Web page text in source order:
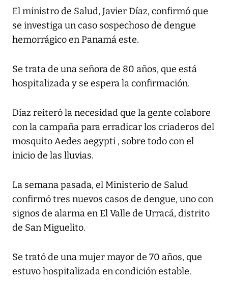
El ministro de Salud, Javier Díaz, confirmó que
se investiga un caso sospechoso de dengue
hemorrágico en Panamá este.
Se trata de una señora de 80 años, que está
hospitalizada y se espera la confirmación.
Díaz reiteró la necesidad que la gente colabore
con la campaña para erradicar los criaderos del
mosquito Aedes aegypti , sobre todo con el
inicio de las lluvias.
La semana pasada, el Ministerio de Salud
confirmó tres nuevos casos de dengue, uno con
signos de alarma en El Valle de Urracá, distrito
de San Miguelito.
Se trató de una mujer mayor de 70 años, que
estuvo hospitalizada en condición estable.